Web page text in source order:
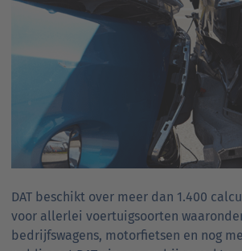
DAT beschikt over meer dan 1.400
voor allerlei voertuigsoorten
bedrijfswagens, motorfietsen en nog